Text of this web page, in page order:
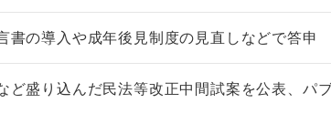
書の導入や成年後見制度の見直しなどで答申
ど盛り込んだ民法等改正中間試案を公表、パ